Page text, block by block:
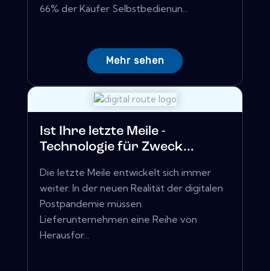
66% der Käufer Selbstbedienun...
Mehr sehen
Ist Ihre letzte Meile -
Technologie für Zweck...
Die letzte Meile entwickelt sich immer
weiter. In der neuen Realität der digitalen
Postpandemie müssen
Lieferunternehmen eine Reihe von
Herausfor...